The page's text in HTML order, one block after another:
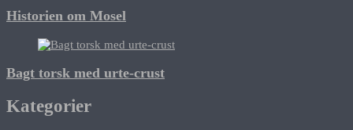
Historien om Mosel
Bagt torsk med urte-crust
Kategorier